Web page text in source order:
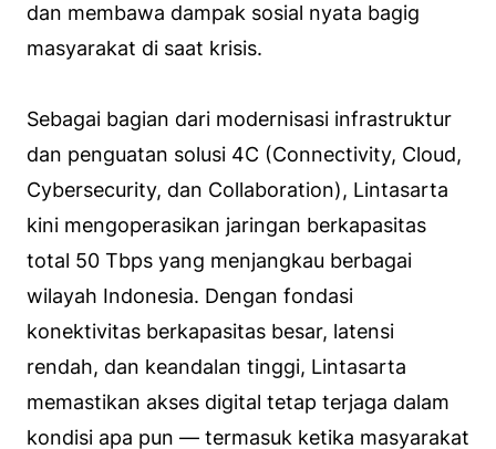
dan membawa dampak sosial nyata bagig
masyarakat di saat krisis.
Sebagai bagian dari modernisasi infrastruktur
dan penguatan solusi 4C (Connectivity, Cloud,
Cybersecurity, dan Collaboration), Lintasarta
kini mengoperasikan jaringan berkapasitas
total 50 Tbps yang menjangkau berbagai
wilayah Indonesia. Dengan fondasi
konektivitas berkapasitas besar, latensi
rendah, dan keandalan tinggi, Lintasarta
memastikan akses digital tetap terjaga dalam
kondisi apa pun — termasuk ketika masyarakat